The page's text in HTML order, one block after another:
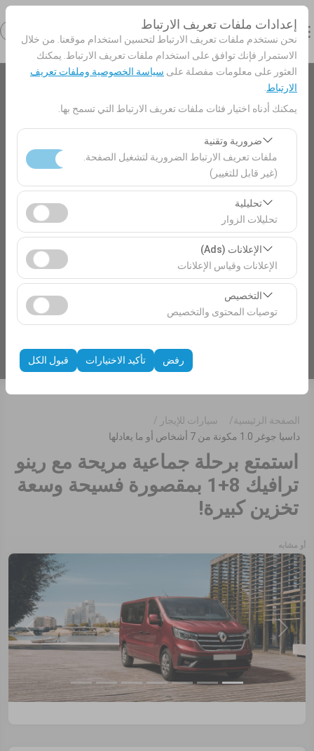
إعدادات ملفات تعريف الارتباط
نحن نستخدم ملفات تعريف الارتباط لتحسين استخدام موقعنا. من خلال
الاستمرار فإنك توافق على استخدام ملفات تعريف الارتباط. يمكنك
العثور على معلومات مفصلة على سياسة الخصوصية وملفات تعريف
الارتباط
يمكنك أدناه اختيار فئات ملفات تعريف الارتباط التي تسمح بها.
ضرورية وتقنية
ملفات تعريف الارتباط الضرورية لتشغيل الصفحة.
(غير قابل للتغيير)
تعد ملفات تعريف الارتباط هذه ضرورية لعمل الموقع بشكل
صحيح، والأمان، وإدارة الجلسات، والوظائف الأساسية. لا يمكن
تعطيلها.
تحليلية
تحليلات الزوار
تتيح لنا ملفات تعريف الارتباط هذه تحليل كيفية استخدام موقعنا
(عدد الزوار، الصفحات الأكثر زيارة، سلوك المستخدمين).
تُستخدم هذه البيانات لقياس أداء الموقع وتحسين تجربة
المستخدم بشكل مستمر.
الإعلانات (Ads)
الإعلانات وقياس الإعلانات
تتيح لنا ملفات تعريف الارتباط هذه عرض إعلانات مخصصة
تتناسب مع اهتماماتك وقياس فعالية حملاتنا الإعلانية (عدد مرات
الظهور، معدل النقر).
التخصيص
توصيات المحتوى والتخصيص
تجربتك على المنصة من خلال حفظ إعدادات واجهة المستخدم،
وتفضيلات اللغة، والإعدادات الأخرى.
رفض تأكيد الاختيارات قبول الكل
بيك اب الموقع
تحديد موقع مختلف الانزال
تاريخ الالتقاط والوقت
تاريخ العودة والوقت
09:00
الصفحة الرئيسية
سيارات للإيجار
داسيا جوغر 1.0 مكونة من 7 أشخاص أو ما يعادلها
استمتع برحلة جماعية مريحة مع رينو
ترافيك 8+1 بمقصورة فسيحة وسعة
تخزين كبيرة!
أو مشابه